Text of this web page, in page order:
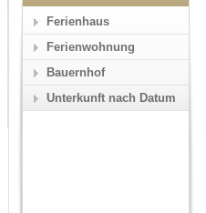
Ferienhaus
Ferienwohnung
Bauernhof
Unterkunft nach Datum